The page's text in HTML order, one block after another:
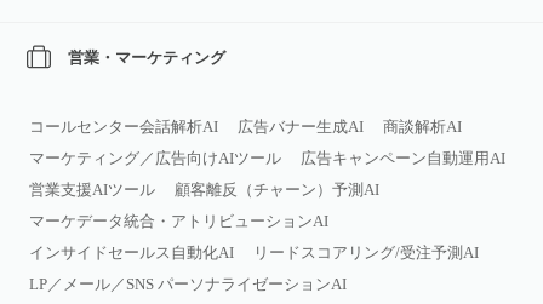
営業・マーケティング
コールセンター会話解析AI 広告バナー生成AI
商談解析AI
マーケティング／広告向けAIツール
広告キャンペーン自動運用AI
営業支援AIツール
顧客離反（チャーン）予測AI
マーケデータ統合・アトリビューションAI
インサイドセールス自動化AI
リードスコアリング/受注予測AI
LP／メール／SNS パーソナライゼーションAI